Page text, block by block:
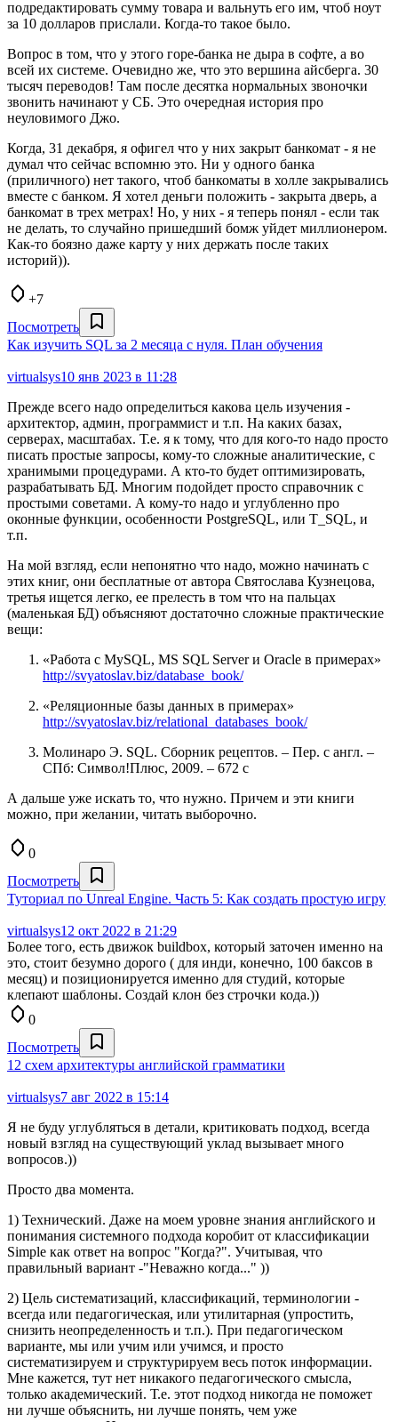
подредактировать сумму товара и вальнуть его им, чтоб ноут
за 10 долларов прислали. Когда-то такое было.
Вопрос в том, что у этого горе-банка не дыра в софте, а во
всей их системе. Очевидно же, что это вершина айсберга. 30
тысяч переводов! Там после десятка нормальных звоночки
звонить начинают у СБ. Это очередная история про
неуловимого Джо.
Когда, 31 декабря, я офигел что у них закрыт банкомат - я не
думал что сейчас вспомню это. Ни у одного банка
(приличного) нет такого, чтоб банкоматы в холле закрывались
вместе с банком. Я хотел деньги положить - закрыта дверь, а
банкомат в трех метрах! Но, у них - я теперь понял - если так
не делать, то случайно пришедший бомж уйдет миллионером.
Как-то боязно даже карту у них держать после таких
историй)).
+7
Посмотреть
Как изучить SQL за 2 месяца с нуля. План обучения
virtualsys10 янв 2023 в 11:28
Прежде всего надо определиться какова цель изучения -
архитектор, админ, программист и т.п. На каких базах,
серверах, масштабах. Т.е. я к тому, что для кого-то надо просто
писать простые запросы, кому-то сложные аналитические, с
хранимыми процедурами. А кто-то будет оптимизировать,
разрабатывать БД. Многим подойдет просто справочник с
простыми советами. А кому-то надо и углубленно про
оконные функции, особенности PostgreSQL, или T_SQL, и
т.п.
На мой взгляд, если непонятно что надо, можно начинать с
этих книг, они бесплатные от автора Святослава Кузнецова,
третья ищется легко, ее прелесть в том что на пальцах
(маленькая БД) объясняют достаточно сложные практические
вещи:
«Работа с MySQL, MS SQL Server и Oracle в примерах»
http://svyatoslav.biz/database_book/
«Реляционные базы данных в примерах»
http://svyatoslav.biz/relational_databases_book/
Молинаро Э. SQL. Сборник рецептов. – Пер. с англ. –
СПб: Символ!Плюс, 2009. – 672 с
А дальше уже искать то, что нужно. Причем и эти книги
можно, при желании, читать выборочно.
0
Посмотреть
Туториал по Unreal Engine. Часть 5: Как создать простую игру
virtualsys12 окт 2022 в 21:29
Более того, есть движок buildbox, который заточен именно на
это, стоит безумно дорого ( для инди, конечно, 100 баксов в
месяц) и позиционируется именно для студий, которые
клепают шаблоны. Создай клон без строчки кода.))
0
Посмотреть
12 схем архитектуры английской грамматики
virtualsys7 авг 2022 в 15:14
Я не буду углубляться в детали, критиковать подход, всегда
новый взгляд на существующий уклад вызывает много
вопросов.))
Просто два момента.
1) Технический. Даже на моем уровне знания английского и
понимания системного подхода коробит от классификации
Simple как ответ на вопрос "Когда?". Учитывая, что
правильный вариант -"Неважно когда..." ))
2) Цель систематизаций, классификаций, терминологии -
всегда или педагогическая, или утилитарная (упростить,
снизить неопределенность и т.п.). При педагогическом
варианте, мы или учим или учимся, и просто
систематизируем и структурируем весь поток информации.
Мне кажется, тут нет никакого педагогического смысла,
только академический. Т.е. этот подход никогда не поможет
ни лучше объяснить, ни лучше понять, чем уже